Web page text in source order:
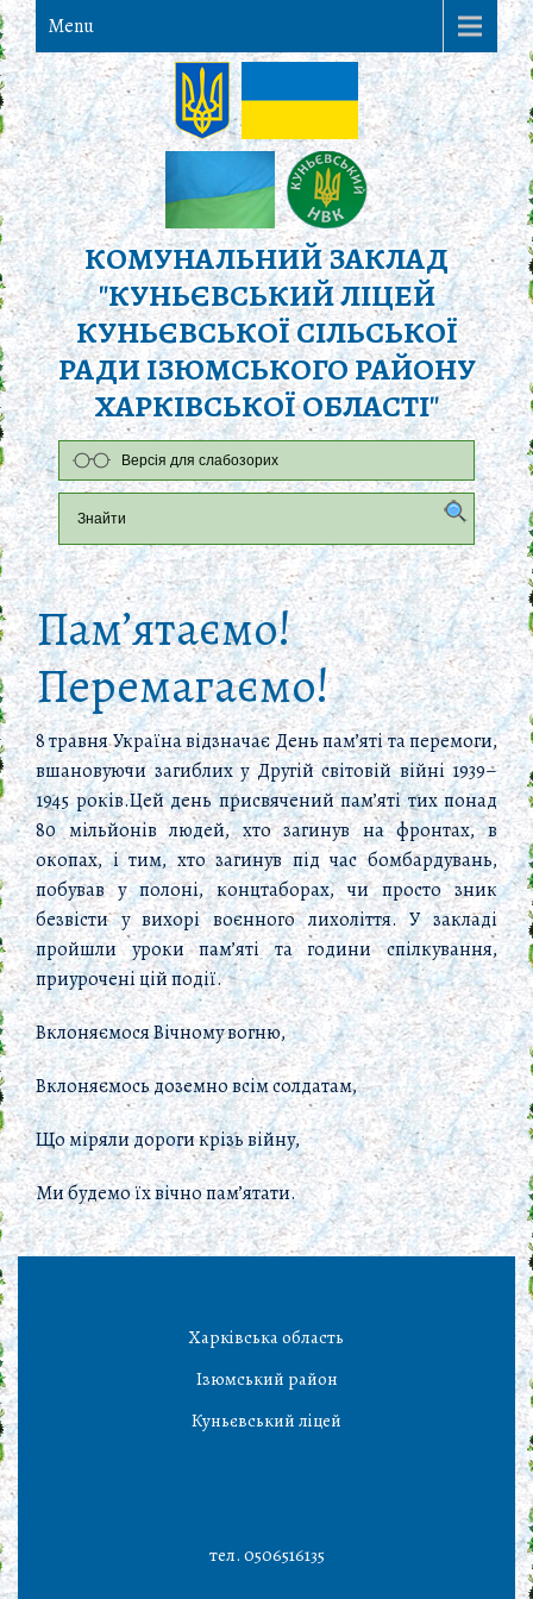
Menu
КОМУНАЛЬНИЙ ЗАКЛАД
"КУНЬЄВСЬКИЙ ЛІЦЕЙ
КУНЬЄВСЬКОЇ СІЛЬСЬКОЇ
РАДИ ІЗЮМСЬКОГО РАЙОНУ
ХАРКІВСЬКОЇ ОБЛАСТІ"
Версія для слабозорих
Пам’ятаємо!
Перемагаємо!
8 травня Україна відзначає День пам’яті та перемоги,
вшановуючи загиблих у Другій світовій війні 1939–
1945 років.Цей день присвячений пам’яті тих понад
80 мільйонів людей, хто загинув на фронтах, в
окопах, і тим, хто загинув під час бомбардувань,
побував у полоні, концтаборах, чи просто зник
безвісти у вихорі воєнного лихоліття. У закладі
пройшли уроки пам’яті та години спілкування,
приурочені цій події.
Вклоняємося Вічному вогню,
Вклоняємось доземно всім солдатам,
Що міряли дороги крізь війну,
Ми будемо їх вічно пам’ятати.
Харківська область
Ізюмський район
Куньєвський ліцей
тел. 0506516135